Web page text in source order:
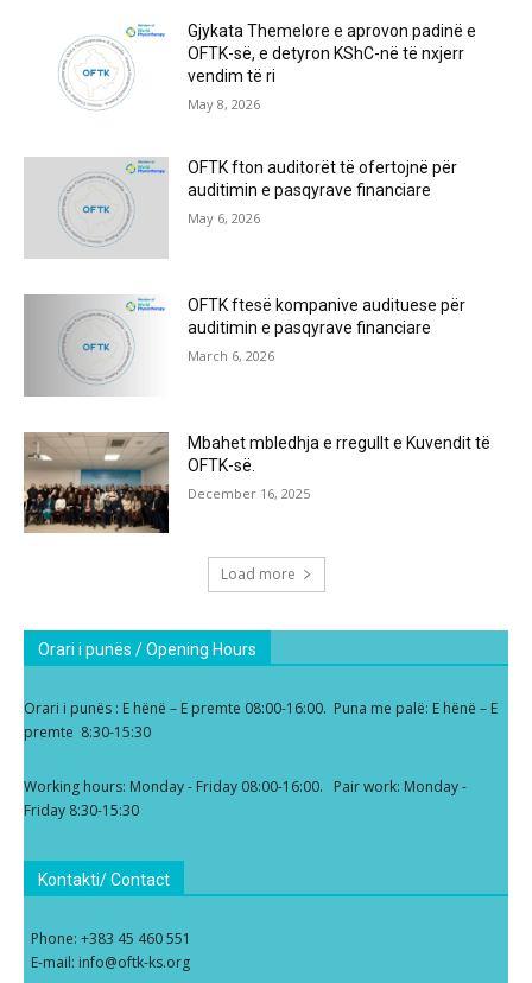
Gjykata Themelore e aprovon padinë e
OFTK-së, e detyron KShC-në të nxjerr
vendim të ri
May 8, 2026
OFTK fton auditorët të ofertojnë për
auditimin e pasqyrave financiare
May 6, 2026
OFTK ftesë kompanive audituese për
auditimin e pasqyrave financiare
March 6, 2026
Mbahet mbledhja e rregullt e Kuvendit të
OFTK-së.
December 16, 2025
Load more
Orari i punës / Opening Hours
Orari i punës : E hënë – E premte 08:00-16:00. Puna me palë: E hënë – E
premte 8:30-15:30
Working hours: Monday - Friday 08:00-16:00. Pair work: Monday -
Friday 8:30-15:30
Kontakti/ Contact
Phone: +383 45 460 551
E-mail: info@oftk-ks.org